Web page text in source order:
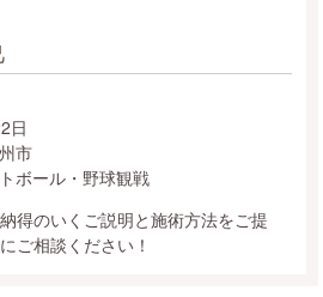
日
市
ボール・野球観戦
得のいくご説明と施術方法をご提
ご相談ください！